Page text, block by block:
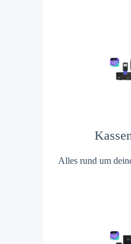
Alles rund um